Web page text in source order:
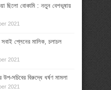
ছিলো বোকামি : নতুন বেশভূষায়
2021
সবাই প্লেনের মালিক, চলাচল
2021
উপ-সচিবের বিরুদ্ধে ধর্ষণ মামলা
2021